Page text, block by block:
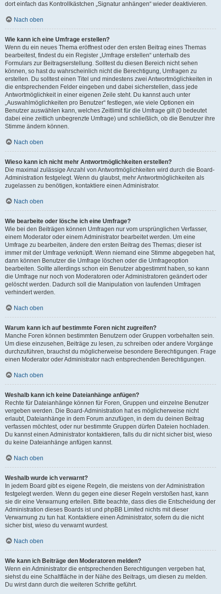
dort einfach das Kontrollkästchen „Signatur anhängen“ wieder deaktivieren.
Nach oben
Wie kann ich eine Umfrage erstellen?
Wenn du ein neues Thema eröffnest oder den ersten Beitrag eines Themas
bearbeitest, findest du ein Register „Umfrage erstellen“ unterhalb des
Formulars zur Beitragserstellung. Solltest du diesen Bereich nicht sehen
können, so hast du wahrscheinlich nicht die Berechtigung, Umfragen zu
erstellen. Du solltest einen Titel und mindestens zwei Antwortmöglichkeiten in
die entsprechenden Felder eingeben und dabei sicherstellen, dass jede
Antwortmöglichkeit in einer eigenen Zeile steht. Du kannst auch unter
„Auswahlmöglichkeiten pro Benutzer“ festlegen, wie viele Optionen ein
Benutzer auswählen kann, welches Zeitlimit für die Umfrage gilt (0 bedeutet
dabei eine zeitlich unbegrenzte Umfrage) und schließlich, ob die Benutzer ihre
Stimme ändern können.
Nach oben
Wieso kann ich nicht mehr Antwortmöglichkeiten erstellen?
Die maximal zulässige Anzahl von Antwortmöglichkeiten wird durch die Board-
Administration festgelegt. Wenn du glaubst, mehr Antwortmöglichkeiten als
zugelassen zu benötigen, kontaktiere einen Administrator.
Nach oben
Wie bearbeite oder lösche ich eine Umfrage?
Wie bei den Beiträgen können Umfragen nur vom ursprünglichen Verfasser,
einem Moderator oder einem Administrator bearbeitet werden. Um eine
Umfrage zu bearbeiten, ändere den ersten Beitrag des Themas; dieser ist
immer mit der Umfrage verknüpft. Wenn niemand eine Stimme abgegeben hat,
dann können Benutzer die Umfrage löschen oder die Umfrageoption
bearbeiten. Sollte allerdings schon ein Benutzer abgestimmt haben, so kann
die Umfrage nur noch von Moderatoren oder Administratoren geändert oder
gelöscht werden. Dadurch soll die Manipulation von laufenden Umfragen
verhindert werden.
Nach oben
Warum kann ich auf bestimmte Foren nicht zugreifen?
Manche Foren können bestimmten Benutzern oder Gruppen vorbehalten sein.
Um diese einzusehen, Beiträge zu lesen, zu schreiben oder andere Vorgänge
durchzuführen, brauchst du möglicherweise besondere Berechtigungen. Frage
einen Moderator oder Administrator nach entsprechenden Berechtigungen.
Nach oben
Weshalb kann ich keine Dateianhänge anfügen?
Rechte für Dateianhänge können für Foren, Gruppen und einzelne Benutzer
vergeben werden. Die Board-Administration hat es möglicherweise nicht
erlaubt, Dateianhänge in dem Forum anzufügen, in dem du deinen Beitrag
verfassen möchtest, oder nur bestimmte Gruppen dürfen Dateien hochladen.
Du kannst einen Administrator kontaktieren, falls du dir nicht sicher bist, wieso
du keine Dateianhänge anfügen kannst.
Nach oben
Weshalb wurde ich verwarnt?
In jedem Board gibt es eigene Regeln, die meistens von der Administration
festgelegt werden. Wenn du gegen eine dieser Regeln verstoßen hast, kann
sie dir eine Verwarnung erteilen. Bitte beachte, dass dies die Entscheidung der
Administration dieses Boards ist und phpBB Limited nichts mit dieser
Verwarnung zu tun hat. Kontaktiere einen Administrator, sofern du die nicht
sicher bist, wieso du verwarnt wurdest.
Nach oben
Wie kann ich Beiträge den Moderatoren melden?
Wenn ein Administrator die entsprechenden Berechtigungen vergeben hat,
siehst du eine Schaltfläche in der Nähe des Beitrags, um diesen zu melden.
Du wirst dann durch die weiteren Schritte geführt.